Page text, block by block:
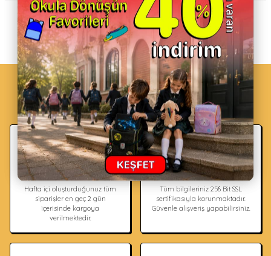
Neden HUPALUPA STORE?
Hızlı Kargo
Hafta içi oluşturduğunuz tüm
siparişler en geç 2 gün
içerisinde kargoya
verilmektedir.
Güvenli Alışveriş
Tüm bilgileriniz 256 Bit SSL
sertifikasıyla korunmaktadır.
Güvenle alışveriş yapabilirsiniz.